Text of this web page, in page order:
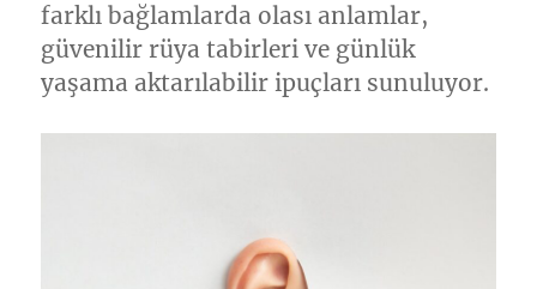
farklı bağlamlarda olası anlamlar,
güvenilir rüya tabirleri ve günlük
yaşama aktarılabilir ipuçları sunuluyor.